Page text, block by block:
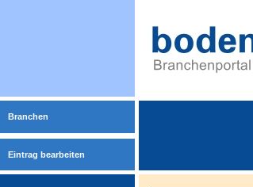
Branchen
Eintrag bearbeiten